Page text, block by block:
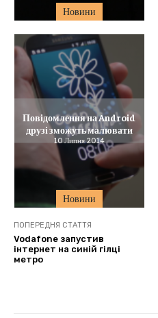
Новини
Новини
Повідомлення на Android
друзі зможуть малювати
10 Липня 2014
ПОПЕРЕДНЯ СТАТТЯ
Vodafone запустив
інтернет на синій гілці
метро